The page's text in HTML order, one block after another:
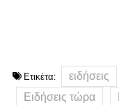
Ετικέτα: ειδήσεις
Ειδήσεις τώρα